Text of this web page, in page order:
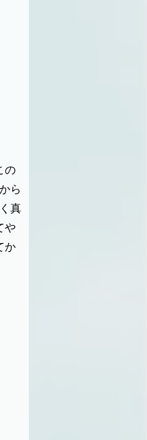
の
ら
真
や
か